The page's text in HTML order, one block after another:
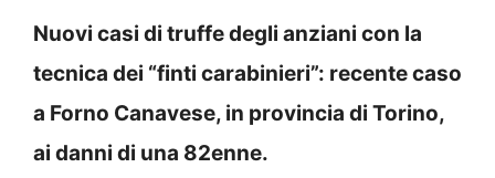
Nuovi casi di truffe degli anziani con la
tecnica dei “finti carabinieri”: recente caso
a Forno Canavese, in provincia di Torino,
ai danni di una 82enne.